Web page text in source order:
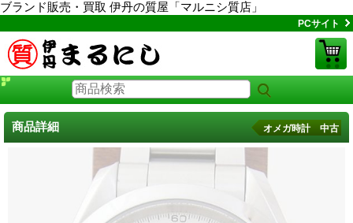
ブランド販売・買取 伊丹の質屋「マルニシ質店」
PCサイト
商品詳細 オメガ時計 中古